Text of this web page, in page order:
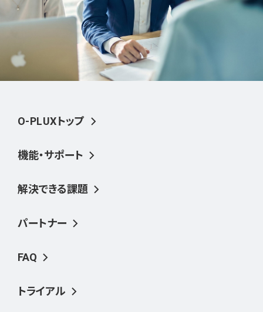
O-PLUXトップ
機能・サポート
解決できる課題
パートナー
FAQ
トライアル